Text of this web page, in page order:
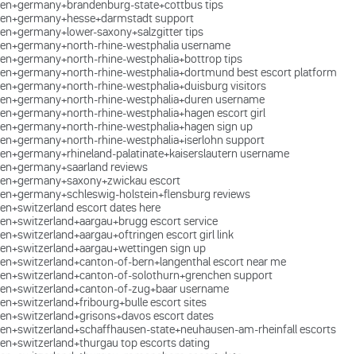
en+germany+brandenburg-state+cottbus tips
en+germany+hesse+darmstadt support
en+germany+lower-saxony+salzgitter tips
en+germany+north-rhine-westphalia username
en+germany+north-rhine-westphalia+bottrop tips
en+germany+north-rhine-westphalia+dortmund best escort platform
en+germany+north-rhine-westphalia+duisburg visitors
en+germany+north-rhine-westphalia+duren username
en+germany+north-rhine-westphalia+hagen escort girl
en+germany+north-rhine-westphalia+hagen sign up
en+germany+north-rhine-westphalia+iserlohn support
en+germany+rhineland-palatinate+kaiserslautern username
en+germany+saarland reviews
en+germany+saxony+zwickau escort
en+germany+schleswig-holstein+flensburg reviews
en+switzerland escort dates here
en+switzerland+aargau+brugg escort service
en+switzerland+aargau+oftringen escort girl link
en+switzerland+aargau+wettingen sign up
en+switzerland+canton-of-bern+langenthal escort near me
en+switzerland+canton-of-solothurn+grenchen support
en+switzerland+canton-of-zug+baar username
en+switzerland+fribourg+bulle escort sites
en+switzerland+grisons+davos escort dates
en+switzerland+schaffhausen-state+neuhausen-am-rheinfall escorts
en+switzerland+thurgau top escorts dating